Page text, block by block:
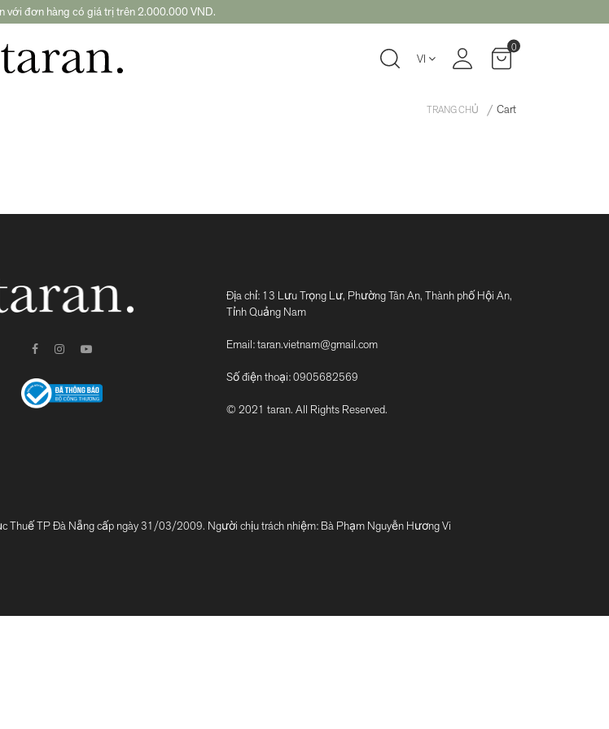
với đơn hàng có giá trị trên 2.000.000 VND.
VI
0
TRANG CHỦ Cart
Địa chỉ: 13 Lưu Trọng Lư, Phường Tân An, Thành phố Hội An,
Tỉnh Quảng Nam
Email:taran.vietnam@gmail.com
Số điện thoại:0905682569
© 2021 taran. All Rights Reserved.
TP Đà Nẵng cấp ngày 31/03/2009. Người chịu trách nhiệm: Bà Phạm Nguyễn Hương Vi